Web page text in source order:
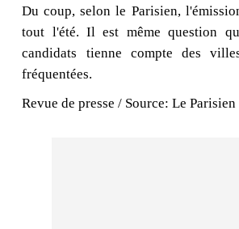
Du coup, selon le Parisien,
tout l'été. Il est même question
candidats tienne compte des
fréquentées.
Revue de presse / Source: Le Parisien